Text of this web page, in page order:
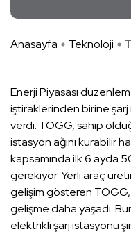
Anasayfa Teknoloji
Enerji Piyasası
iştiraklerinden birine şarj
verdi. TOGG, sahip
istasyon ağını kurabilir
kapsamında ilk 6 ayda
gerekiyor. Yerli araç
gelişim gösteren
gelişme daha yaşadı.
elektrikli şarj istasyonu